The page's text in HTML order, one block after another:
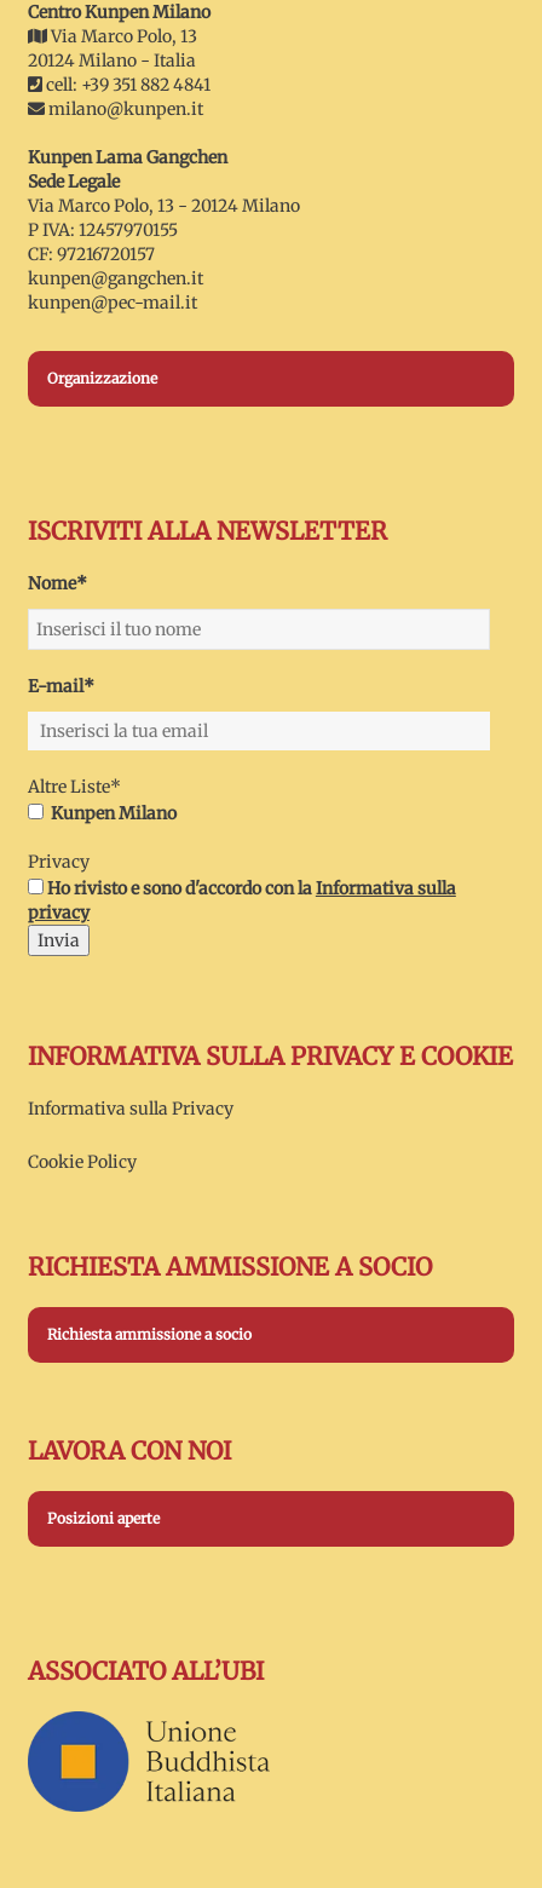
Centro Kunpen Milano
Via Marco Polo, 13
20124 Milano - Italia
cell: +39 351 882 4841
milano@kunpen.it
Kunpen Lama Gangchen
Sede Legale
Via Marco Polo, 13 - 20124 Milano
P IVA: 12457970155
CF: 97216720157
kunpen@gangchen.it
kunpen@pec-mail.it
Organizzazione
ISCRIVITI ALLA NEWSLETTER
Nome*
E-mail*
Altre Liste*
Kunpen Milano
Privacy
Ho rivisto e sono d'accordo con laInformativa sulla
privacy
Invia
INFORMATIVA SULLA PRIVACY E COOKIE
Informativa sulla Privacy
Cookie Policy
RICHIESTA AMMISSIONE A SOCIO
Richiesta ammissione a socio
LAVORA CON NOI
Posizioni aperte
ASSOCIATO ALL’UBI